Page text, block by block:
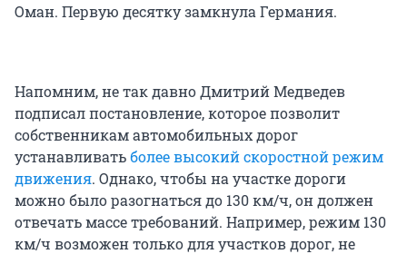
Оман. Первую десятку замкнула Германия.
Напомним, не так давно Дмитрий Медведев
подписал постановление, которое позволит
собственникам автомобильных дорог
устанавливатьболее высокий скоростной режим
движения. Однако, чтобы на участке дороги
можно было разогнаться до 130 км/ч, он должен
отвечать массе требований. Например, режим 130
км/ч возможен только для участков дорог, не